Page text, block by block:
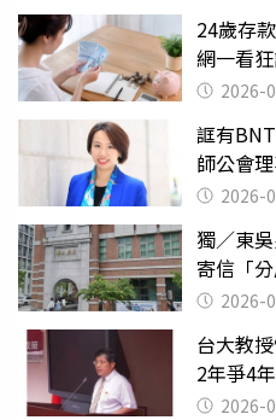
24歲存
網一看
2026-
誆有
師公會
遭起訴
2026-
獨／東
寄信「
關 2026-
台大教
2年爭4
2026-